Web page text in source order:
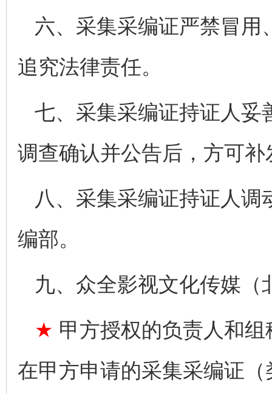
六、采集采编证严禁冒用
追究法律责任。
七、采集采编证持证人妥
调查确认并公告后，方可补
八、采集采编证持证人
编部。
九、众全影视文化传媒
★ 甲方授权的负责人和
在甲方申请的采集采编证